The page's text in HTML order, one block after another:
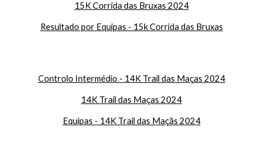
15K Corrida das Bruxas 2024
Resultado por Equipas - 15k Corrida das Bruxas
Controlo Intermédio - 14K Trail das Maças 2024
14K Trail das Maças 2024
Equipas - 14K Trail das Maçãs 2024